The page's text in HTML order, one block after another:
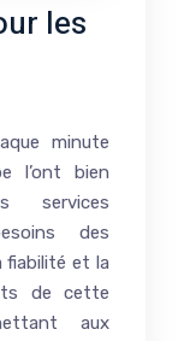
les
minute
l’ont bien
services
des
fiabilité et la
de cette
aux